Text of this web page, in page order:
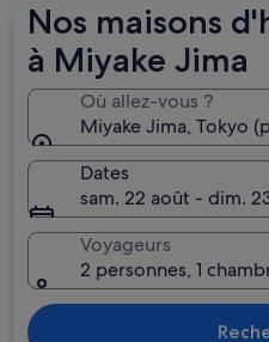
Nos maisons
à Miyake Jima
Où allez-vous ?
Miyake Jima, Tokyo
Dates
sam. 22 août - dim.
Voyageurs
2 personnes, 1